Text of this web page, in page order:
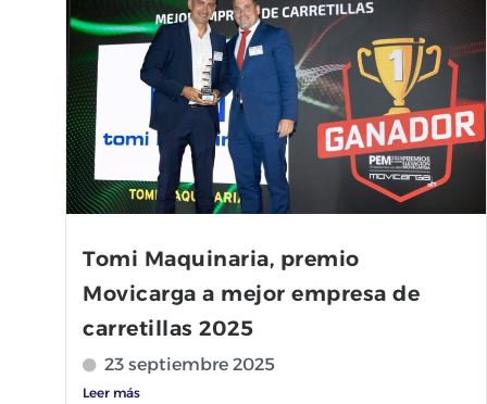
Tomi Maquinaria, premio
Movicarga a mejor empresa de
carretillas 2025
23 septiembre 2025
Leer más